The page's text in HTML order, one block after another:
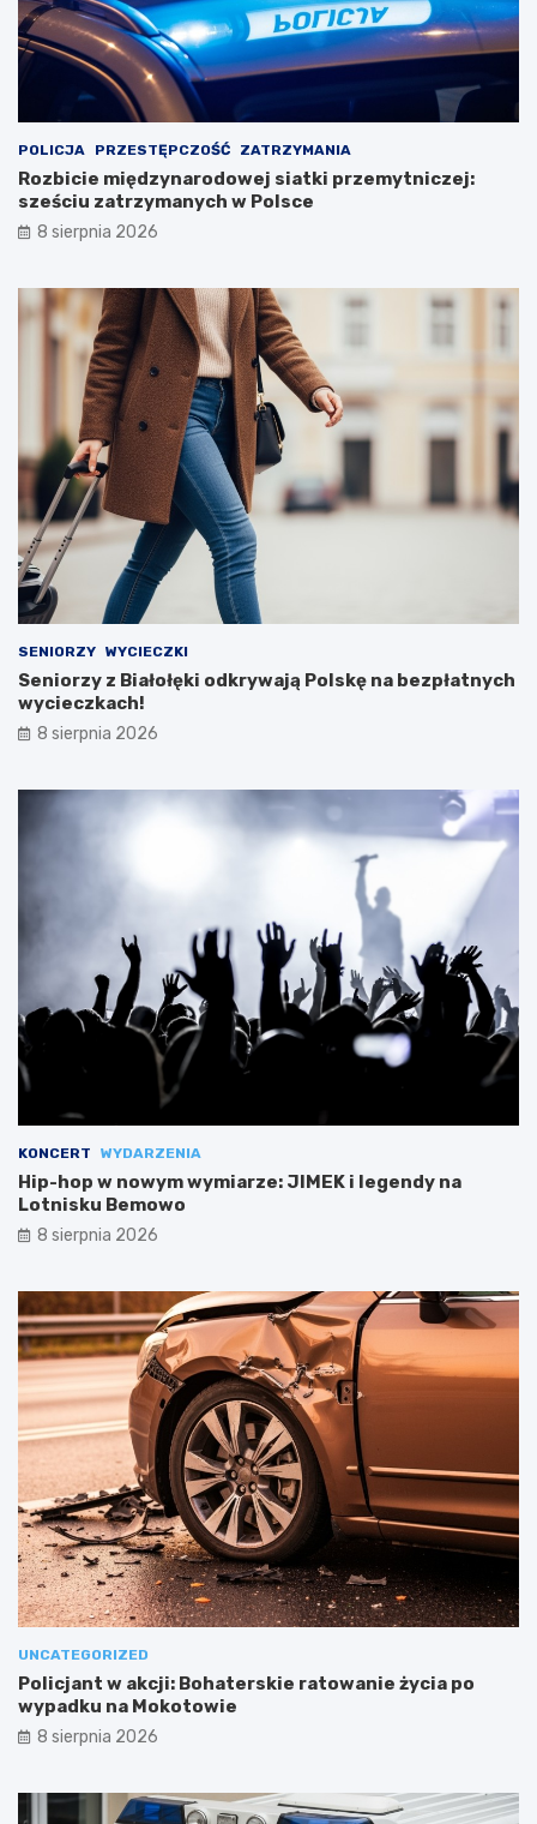
POLICJA PRZESTĘPCZOŚĆ ZATRZYMANIA
Rozbicie międzynarodowej siatki przemytniczej:
sześciu zatrzymanych w Polsce
8 sierpnia 2026
SENIORZY WYCIECZKI
Seniorzy z Białołęki odkrywają Polskę na bezpłatnych
wycieczkach!
8 sierpnia 2026
KONCERT WYDARZENIA
Hip-hop w nowym wymiarze: JIMEK i legendy na
Lotnisku Bemowo
8 sierpnia 2026
UNCATEGORIZED
Policjant w akcji: Bohaterskie ratowanie życia po
wypadku na Mokotowie
8 sierpnia 2026